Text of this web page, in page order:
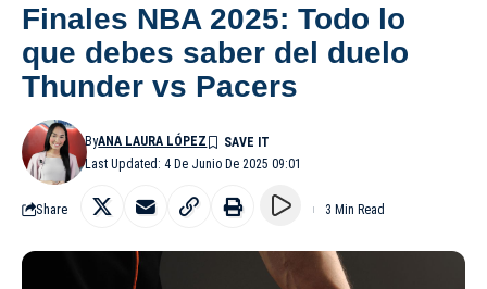
Finales NBA 2025: Todo lo
que debes saber del duelo
Thunder vs Pacers
Last Updated: 4 De Junio De 2025 09:01
ByANA LAURA LÓPEZ
Share 3 Min Read